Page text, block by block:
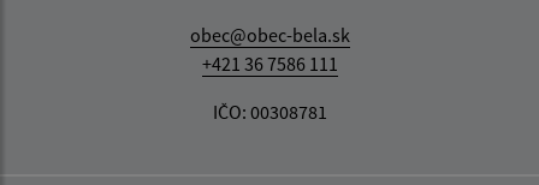
obec@obec-bela.sk
+421 36 7586 111
IČO: 00308781